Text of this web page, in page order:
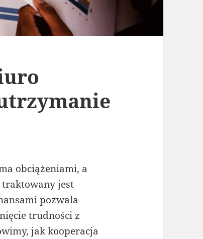
obciążeniami, a
jest
pozwala
trudności z
jak kooperacja